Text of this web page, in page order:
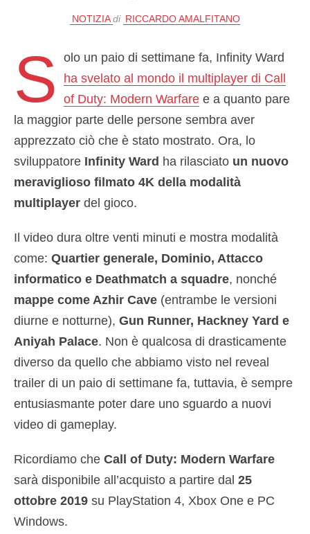
NOTIZIA di RICCARDO AMALFITANO
S
olo un paio di settimane fa, Infinity Ward
ha svelato al mondo il multiplayer di Call
of Duty: Modern Warfare e a quanto pare
la maggior parte delle persone sembra aver
apprezzato ciò che è stato mostrato. Ora, lo
sviluppatore Infinity Ward ha rilasciato un nuovo
meraviglioso filmato 4K della modalità
multiplayer del gioco.
Il video dura oltre venti minuti e mostra modalità
come: Quartier generale, Dominio, Attacco
informatico e Deathmatch a squadre, nonché
mappe come Azhir Cave (entrambe le versioni
diurne e notturne), Gun Runner, Hackney Yard e
Aniyah Palace. Non è qualcosa di drasticamente
diverso da quello che abbiamo visto nel reveal
trailer di un paio di settimane fa, tuttavia, è sempre
entusiasmante poter dare uno sguardo a nuovi
video di gameplay.
Ricordiamo che Call of Duty: Modern Warfare
sarà disponibile all’acquisto a partire dal 25
ottobre 2019 su PlayStation 4, Xbox One e PC
Windows.